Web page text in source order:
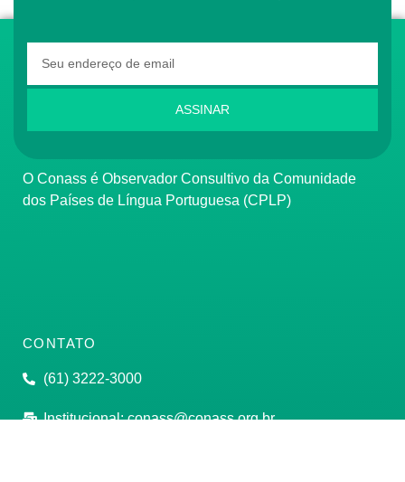
ASSINAR
O Conass é Observador Consultivo da Comunidade
dos Países de Língua Portuguesa (CPLP)
CONTATO
(61) 3222-3000
Institucional:conass@conass.org.br